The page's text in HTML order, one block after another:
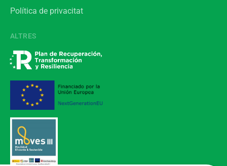
Política de privacitat
ALTRES